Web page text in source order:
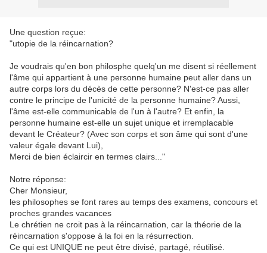
Une question reçue:
"utopie de la réincarnation?
Je voudrais qu'en bon philosphe quelq'un me disent si réellement
l'âme qui appartient à une personne humaine peut aller dans un
autre corps lors du décès de cette personne? N'est-ce pas aller
contre le principe de l'unicité de la personne humaine? Aussi,
l'âme est-elle communicable de l'un à l'autre? Et enfin, la
personne humaine est-elle un sujet unique et irremplacable
devant le Créateur? (Avec son corps et son âme qui sont d'une
valeur égale devant Lui),
Merci de bien éclaircir en termes clairs..."
Notre réponse:
Cher Monsieur,
les philosophes se font rares au temps des examens, concours et
proches grandes vacances
Le chrétien ne croit pas à la réincarnation, car la théorie de la
réincarnation s'oppose à la foi en la résurrection.
Ce qui est UNIQUE ne peut être divisé, partagé, réutilisé.